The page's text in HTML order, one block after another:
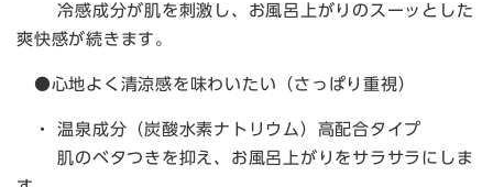
冷感成分が肌を刺激し、お風呂上がりのスーッとした
爽快感が続きます。
●心地よく清涼感を味わいたい（さっぱり重視）
・ 温泉成分（炭酸水素ナトリウム）高配合タイプ
肌のベタつきを抑え、お風呂上がりをサラサラにしま